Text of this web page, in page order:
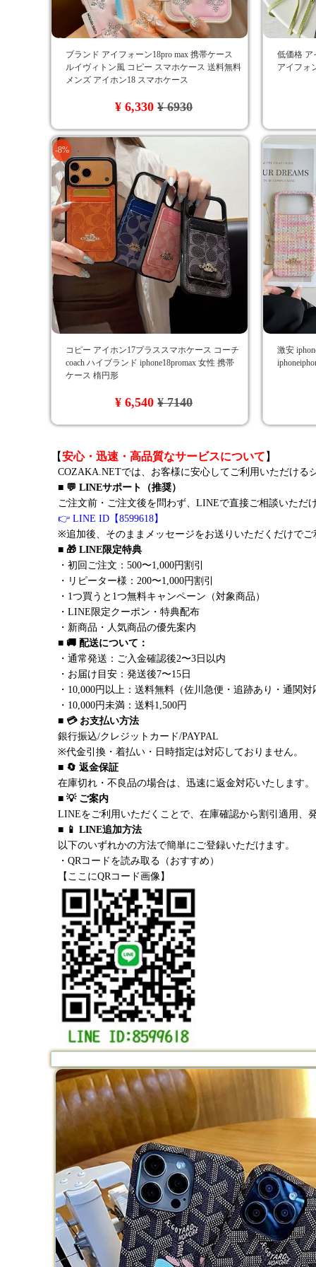
ブランド アイフォーン18pro max 携帯ケース
ルイヴィトン風 コピー スマホケース 送料無料
メンズ アイホン18 スマホケース
¥ 6,330¥ 6930
低価格 ア
アイフォ
-8%
コピー アイホン17プラススマホケース コーチ
coach ハイブランド iphone18promax 女性 携帯
ケース 楕円形
¥ 6,540¥ 7140
激安
【安心・迅速・高品質なサービスについて 】
COZAKA.NETでは、お客様に安心してご利用いただける
■ 💬 LINEサポート（推奨）
ご注文前・ご注文後を問わず、LINEで直接ご相談いただ
👉 LINE ID【8599618】
※追加後、そのままメッセージをお送りいただくだけで
■ 🎁 LINE限定特典
・初回ご注文：500〜1,000円割引
・リピーター様：200〜1,000円割引
・1つ買うと1つ無料キャンペーン（対象商品）
・LINE限定クーポン・特典配布
・新商品・人気商品の優先案内
■ 🚚 配送について：
・通常発送：ご入金確認後2〜3日以内
・お届け目安：発送後7〜15日
・10,000円以上：送料無料（佐川急便・追跡あり・通関対
・10,000円未満：送料1,500円
■ 💳 お支払い方法
銀行振込/クレジットカード/PAYPAL
※代金引換・着払い・日時指定は対応しておりません。
■ 🔄 返金保証
在庫切れ・不良品の場合は、迅速に返金対応いたします。
■ 💡 ご案内
LINEをご利用いただくことで、在庫確認から割引適用、
■ 📱 LINE追加方法
以下のいずれかの方法で簡単にご登録いただけます。
・QRコードを読み取る（おすすめ）
【ここにQRコード画像】